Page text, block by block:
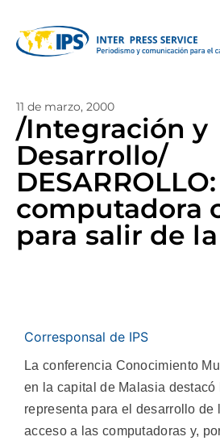
11 de marzo, 2000
/Integración y
Desarrollo/
computadora
para salir de
Corresponsal de IPS
La conferencia Conocimiento
en la capital de Malasia
representa para el desarrollo de
acceso a las computadoras y,